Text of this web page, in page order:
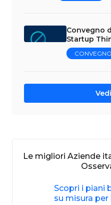
Convegno
Startup
CONVEGNO
Le migliori Aziende
Scopri i piani
su misura per